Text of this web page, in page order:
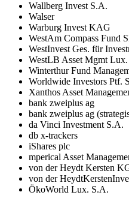
Wallberg Invest S.A.
Walser
Warburg Invest KAG
WestAm Compass Fund
WestInvest Ges. für
WestLB Asset Mgmt
Winterthur Fund
Worldwide Investors Ptf.
Xanthos Asset
bank zweiplus ag
bank zweiplus ag
da Vinci Investment S.A.
db x-trackers
iShares plc
mperical Asset
von der Heydt Kersten
von der
ÖkoWorld Lux. S.A.